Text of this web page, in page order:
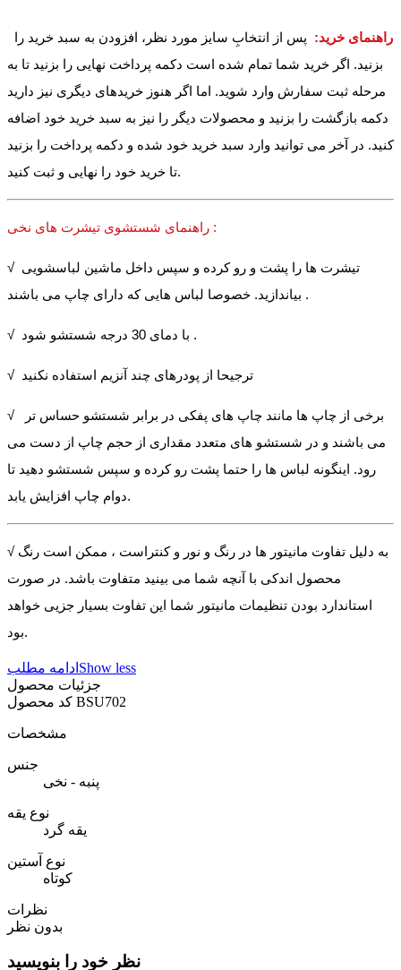
راهنمای خرید: پس از انتخابِ سایز مورد نظر، افزودن به سبد خرید را
بزنید. اگر خرید شما تمام شده است دکمه پرداخت نهایی را بزنید تا به
مرحله ثبت سفارش وارد شوید. اما اگر هنوز خریدهای دیگری نیز دارید
دکمه بازگشت را بزنید و محصولات دیگر را نیز به سبد خرید خود اضافه
کنید. در آخر می توانید وارد سبد خرید خود شده و دکمه پرداخت را بزنید
تا خرید خود را نهایی و ثبت کنید.
راهنمای شستشوی تیشرت های نخی :
√ تیشرت ها را پشت و رو کرده و سپس داخل ماشین لباسشویی
بیاندازید. خصوصا لباس هایی که دارای چاپ می باشند .
√ با دمای 30 درجه شستشو شود .
√ برخی از چاپ ها مانند چاپ های پفکی در برابر شستشو حساس تر
می باشند و در شستشو های متعدد مقداری از حجم چاپ از دست می
رود. اینگونه لباس ها را حتما پشت رو کرده و سپس شستشو دهید تا
دوام چاپ افزایش یابد.
√ به دلیل تفاوت مانیتور ها در رنگ و نور و کنتراست ، ممکن است رنگ
محصول اندکی با آنچه شما می بینید متفاوت باشد. در صورت
استاندارد بودن تنظیمات مانیتور شما این تفاوت بسیار جزیی خواهد
بود.
ادامه مطلب Show less
جزئیات محصول
BSU702
مشخصات
جنس
پنبه - نخی
نوع یقه
یقه گرد
نوع آستین
کوتاه
نظرات
بدون نظر
نظر خود را بنویسید